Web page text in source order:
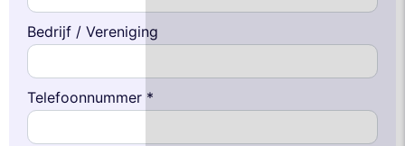
Bedrijf / Vereniging
Telefoonnummer *